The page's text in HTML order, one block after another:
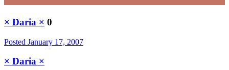
× Daria × 0
Posted January 17, 2007
× Daria ×